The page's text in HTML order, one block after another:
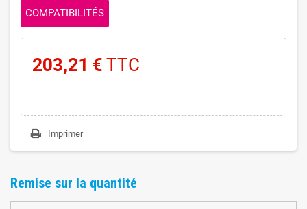
COMPATIBILITÉS
203,21 € TTC
Imprimer
Remise sur la quantité